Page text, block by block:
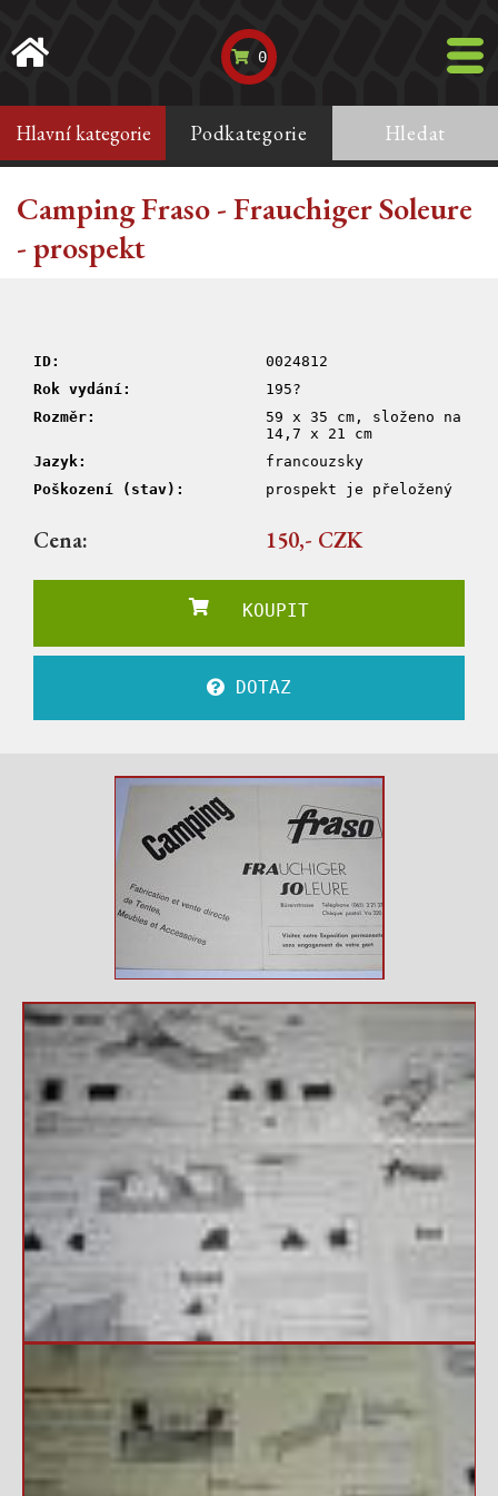
0
Hlavní kategorie Podkategorie Hledat
Camping Fraso - Frauchiger Soleure
- prospekt
ID:
0024812
Rok vydání:
195?
Rozměr:
59 x 35 cm, složeno na
14,7 x 21 cm
Jazyk:
francouzsky
Poškození (stav):
prospekt je přeložený
Cena: 150,- CZK
KOUPIT
DOTAZ